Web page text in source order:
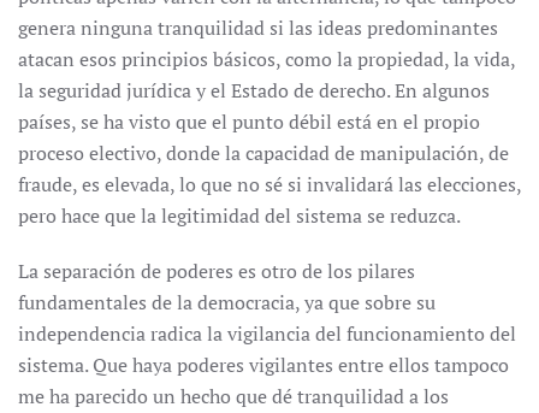
genera ninguna tranquilidad si las ideas predominantes
atacan esos principios básicos, como la propiedad, la vida,
la seguridad jurídica y el Estado de derecho. En algunos
países, se ha visto que el punto débil está en el propio
proceso electivo, donde la capacidad de manipulación, de
fraude, es elevada, lo que no sé si invalidará las elecciones,
pero hace que la legitimidad del sistema se reduzca.
La separación de poderes es otro de los pilares
fundamentales de la democracia, ya que sobre su
independencia radica la vigilancia del funcionamiento del
sistema. Que haya poderes vigilantes entre ellos tampoco
me ha parecido un hecho que dé tranquilidad a los